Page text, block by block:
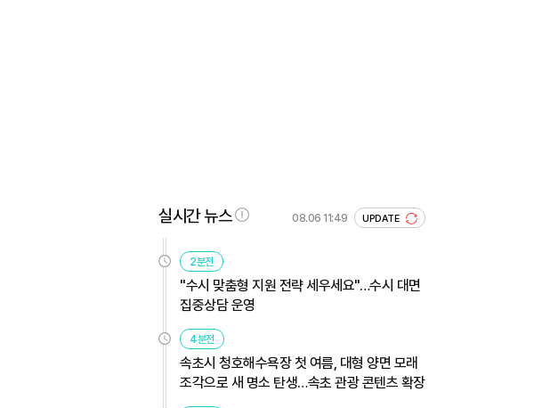
실시간 뉴스 08.06 11:49 UPDATE
2분전
"수시 맞춤형 지원 전략 세우세요"…수시 대면
집중상담 운영
4분전
속초시 청호해수욕장 첫 여름, 대형 양면 모래
조각으로 새 명소 탄생…속초 관광 콘텐츠 확장